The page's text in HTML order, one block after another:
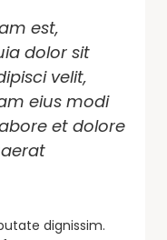
est,
dolor sit
velit,
eius modi
et dolore
dignissim.